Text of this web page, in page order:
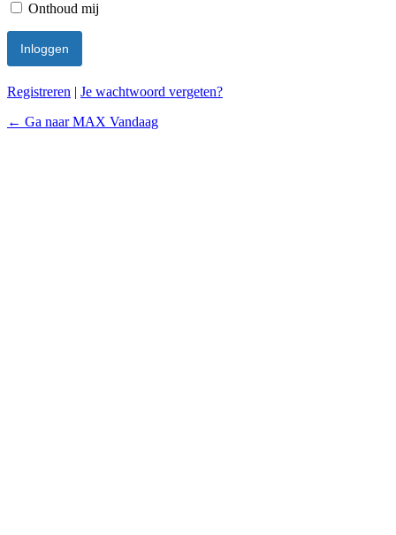
Onthoud mij
Registreren | Je wachtwoord vergeten?
← Ga naar MAX Vandaag